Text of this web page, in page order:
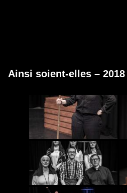
Ainsi soient-elles – 2018